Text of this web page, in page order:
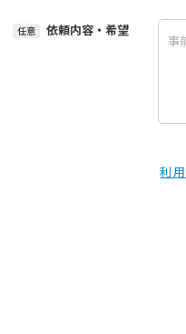
任意 依頼内容・希望
利